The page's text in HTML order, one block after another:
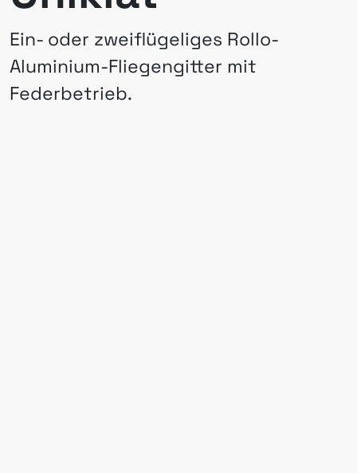
Ein- oder zweiflügeliges Rollo-
Aluminium-Fliegengitter mit
Federbetrieb.